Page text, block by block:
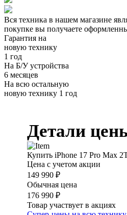
Вся техника в нашем магазине
покупке вы получаете
Гарантия на
новую технику
1 год
На Б/У устройства
6 месяцев
На всю остальную
новую технику 1 год
Детали
Купить iPhone 17 Pro Max
Цена с учетом акции
149 990 ₽
Обычная цена
176 990 ₽
Товар участвует в акциях